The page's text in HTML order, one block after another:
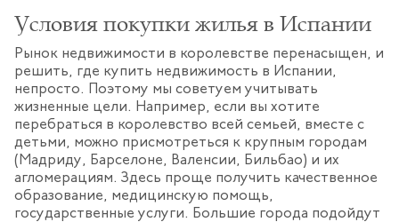
Условия покупки жилья в Испании
Рынок недвижимости в королевстве перенасыщен, и
решить, где купить недвижимость в Испании,
непросто. Поэтому мы советуем учитывать
жизненные цели. Например, если вы хотите
перебраться в королевство всей семьей, вместе с
детьми, можно присмотреться к крупным городам
(Мадриду, Барселоне, Валенсии, Бильбао) и их
агломерациям. Здесь проще получить качественное
образование, медицинскую помощь,
государственные услуги. Большие города подойдут